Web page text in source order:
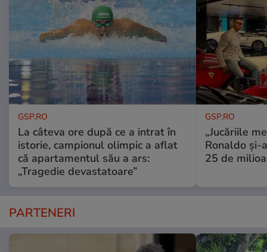
GSP.RO
La câteva ore după ce a intrat în
istorie, campionul olimpic a aflat
că apartamentul său a ars:
„Tragedie devastatoare”
GSP.RO
„Jucăriile
Ronaldo și-
25 de
PARTENERI